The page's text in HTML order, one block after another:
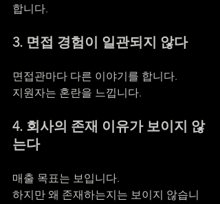
합니다.
3. 면접 경험이 일관되지 않다
면접관마다 다른 이야기를 합니다.
지원자는 혼란을 느낍니다.
4. 회사의 존재 이유가 보이지 않
는다
매출 목표는 보입니다.
하지만 왜 존재하는지는 보이지 않습니